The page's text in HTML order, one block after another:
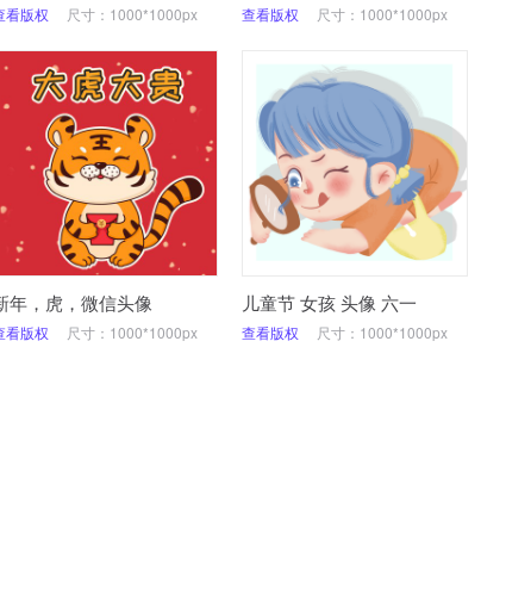
看版权 尺寸：1000*1000px 查看版权 尺寸：1000*1000px
年，虎，微信头像
看版权 尺寸：1000*1000px
儿童节 女孩 头像 六一
查看版权 尺寸：1000*1000px